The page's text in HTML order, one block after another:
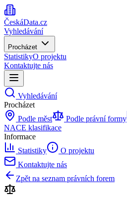
ČeskáData.cz
Vyhledávání
Procházet
StatistikyO projektu
Kontaktujte nás
Vyhledávání
Procházet
Podle měst
Podle právní formy
NACE klasifikace
Informace
Statistiky
O projektu
Kontaktujte nás
Zpět na seznam právních forem